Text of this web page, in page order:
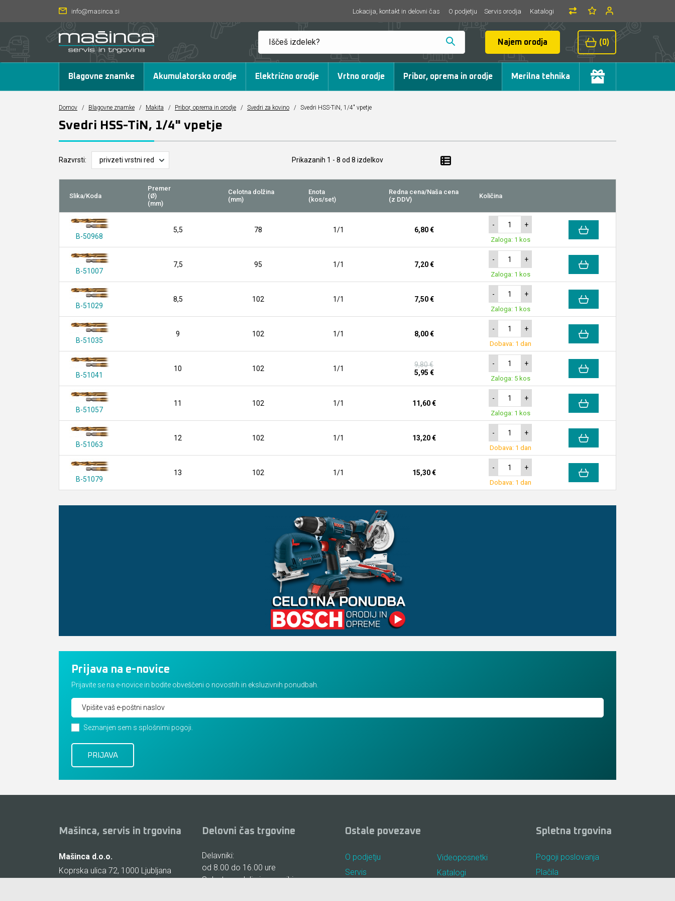
info@masinca.si Lokacija, kontakt in delovni čas O podjetju Servis orodja Katalogi
Najem orodja (0)
Blagovne znamke Akumulatorsko orodje Električno orodje Vrtno orodje Pribor, oprema in orodje Merilna tehnika
Prijava na e-novice
Prijavite se na e-novice in bodite obveščeni o novostih in eksluzivnih ponudbah.
Seznanjen sem s splošnimi pogoji.
Domov / Blagovne znamke / Makita / Pribor, oprema in orodje / Svedri za kovino / Svedri HSS-TiN, 1/4" vpetje
Svedri HSS-TiN, 1/4" vpetje
Razvrsti: Prikazanih 1 - 8 od 8 izdelkov
Slika/Koda
Premer
(Ø)
(mm)
Celotna dolžina
(mm)
Enota
(kos/set)
Redna cena/Naša cena
(z DDV)
Količina
B-50968
5,5 78 1/1 6,80 €
- +
Zaloga: 1 kos
B-51007
7,5 95 1/1 7,20 €
- +
Zaloga: 1 kos
B-51029
8,5 102 1/1 7,50 €
- +
Zaloga: 1 kos
B-51035
9 102 1/1 8,00 €
- +
Dobava: 1 dan
B-51041
10 102 1/1
9,80 €
5,95 €
- +
Zaloga: 5 kos
B-51057
11 102 1/1 11,60 €
- +
Zaloga: 1 kos
B-51063
12 102 1/1 13,20 €
- +
Dobava: 1 dan
B-51079
13 102 1/1 15,30 €
- +
Dobava: 1 dan
Mašinca, servis in trgovina
Mašinca d.o.o.
Koprska ulica 72, 1000 Ljubljana
Delovni čas trgovine
Delavniki:
od 8.00 do 16.00 ure
Sobote, nedelje in prazniki:
Ostale povezave
O podjetju
Servis
Videoposnetki
Katalogi
Spletna trgovina
Pogoji poslovanja
Plačila